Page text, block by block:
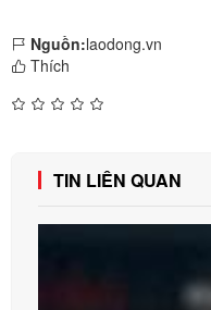
Nguồn:laodong.vn
Thích
TIN LIÊN QUAN